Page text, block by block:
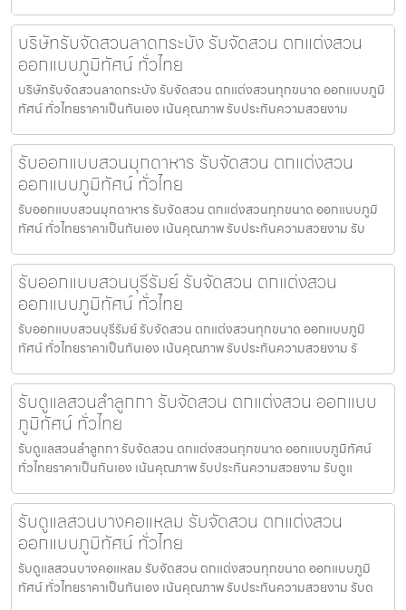
บริษัทรับจัดสวนลาดกระบัง รับจัดสวน ตกแต่งสวน
ออกแบบภูมิทัศน์ ทั่วไทย
บริษัทรับจัดสวนลาดกระบัง รับจัดสวน ตกแต่งสวนทุกขนาด ออกแบบภูมิ
ทัศน์ ทั่วไทยราคาเป็นกันเอง เน้นคุณภาพ รับประกันความสวยงาม
รับออกแบบสวนมุกดาหาร รับจัดสวน ตกแต่งสวน
ออกแบบภูมิทัศน์ ทั่วไทย
รับออกแบบสวนมุกดาหาร รับจัดสวน ตกแต่งสวนทุกขนาด ออกแบบภูมิ
ทัศน์ ทั่วไทยราคาเป็นกันเอง เน้นคุณภาพ รับประกันความสวยงาม รับ
รับออกแบบสวนบุรีรัมย์ รับจัดสวน ตกแต่งสวน
ออกแบบภูมิทัศน์ ทั่วไทย
รับออกแบบสวนบุรีรัมย์ รับจัดสวน ตกแต่งสวนทุกขนาด ออกแบบภูมิ
ทัศน์ ทั่วไทยราคาเป็นกันเอง เน้นคุณภาพ รับประกันความสวยงาม รั
รับดูแลสวนลำลูกกา รับจัดสวน ตกแต่งสวน ออกแบบ
ภูมิทัศน์ ทั่วไทย
รับดูแลสวนลำลูกกา รับจัดสวน ตกแต่งสวนทุกขนาด ออกแบบภูมิทัศน์
ทั่วไทยราคาเป็นกันเอง เน้นคุณภาพ รับประกันความสวยงาม รับดูแ
รับดูแลสวนบางคอแหลม รับจัดสวน ตกแต่งสวน
ออกแบบภูมิทัศน์ ทั่วไทย
รับดูแลสวนบางคอแหลม รับจัดสวน ตกแต่งสวนทุกขนาด ออกแบบภูมิ
ทัศน์ ทั่วไทยราคาเป็นกันเอง เน้นคุณภาพ รับประกันความสวยงาม รับด